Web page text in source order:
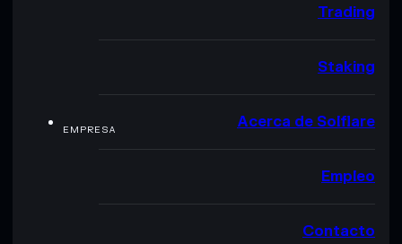
Trading
Staking
EMPRESA Acerca de Solflare
Empleo
Contacto